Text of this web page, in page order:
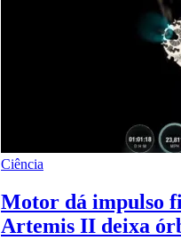
Ciência
Motor dá impulso
Artemis II deixa